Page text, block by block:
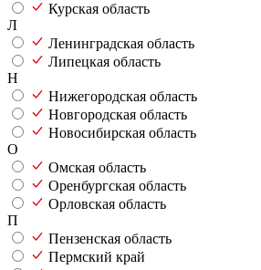
Курская область
Л
Ленинградская область
Липецкая область
Н
Нижегородская область
Новгородская область
Новосибирская область
О
Омская область
Оренбургская область
Орловская область
П
Пензенская область
Пермский край